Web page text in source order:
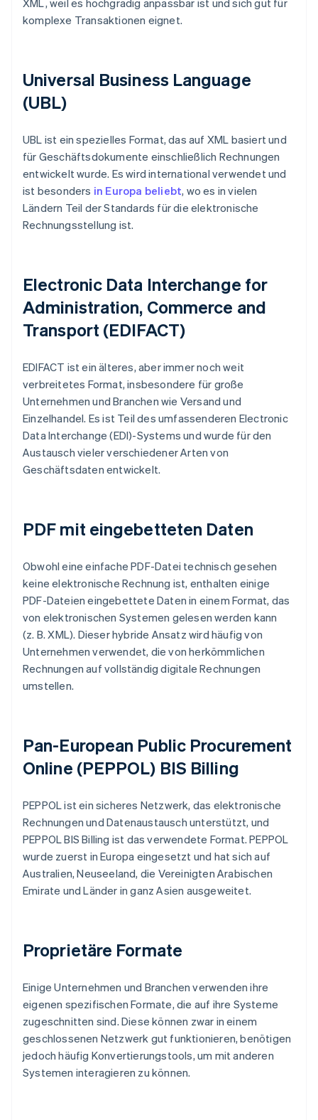
XML, weil es hochgradig anpassbar ist und sich gut für
komplexe Transaktionen eignet.
Universal Business Language
(UBL)
UBL ist ein spezielles Format, das auf XML basiert und
für Geschäftsdokumente einschließlich Rechnungen
entwickelt wurde. Es wird international verwendet und
ist besonders in Europa beliebt, wo es in vielen
Ländern Teil der Standards für die elektronische
Rechnungsstellung ist.
Electronic Data Interchange for
Administration, Commerce and
Transport (EDIFACT)
EDIFACT ist ein älteres, aber immer noch weit
verbreitetes Format, insbesondere für große
Unternehmen und Branchen wie Versand und
Einzelhandel. Es ist Teil des umfassenderen Electronic
Data Interchange (EDI)-Systems und wurde für den
Austausch vieler verschiedener Arten von
Geschäftsdaten entwickelt.
PDF mit eingebetteten Daten
Obwohl eine einfache PDF-Datei technisch gesehen
keine elektronische Rechnung ist, enthalten einige
PDF-Dateien eingebettete Daten in einem Format, das
von elektronischen Systemen gelesen werden kann
(z. B. XML). Dieser hybride Ansatz wird häufig von
Unternehmen verwendet, die von herkömmlichen
Rechnungen auf vollständig digitale Rechnungen
umstellen.
Pan-European Public Procurement
Online (PEPPOL) BIS Billing
PEPPOL ist ein sicheres Netzwerk, das elektronische
Rechnungen und Datenaustausch unterstützt, und
PEPPOL BIS Billing ist das verwendete Format. PEPPOL
wurde zuerst in Europa eingesetzt und hat sich auf
Australien, Neuseeland, die Vereinigten Arabischen
Emirate und Länder in ganz Asien ausgeweitet.
Proprietäre Formate
Einige Unternehmen und Branchen verwenden ihre
eigenen spezifischen Formate, die auf ihre Systeme
zugeschnitten sind. Diese können zwar in einem
geschlossenen Netzwerk gut funktionieren, benötigen
jedoch häufig Konvertierungstools, um mit anderen
Systemen interagieren zu können.